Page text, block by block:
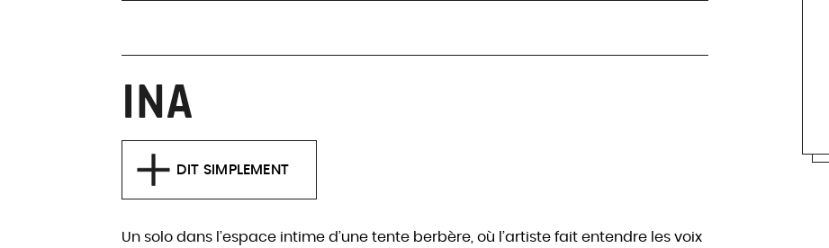
INA
DIT SIMPLEMENT
Un solo dans l’espace intime d’une tente berbère, où l’artiste fait entendre les voix